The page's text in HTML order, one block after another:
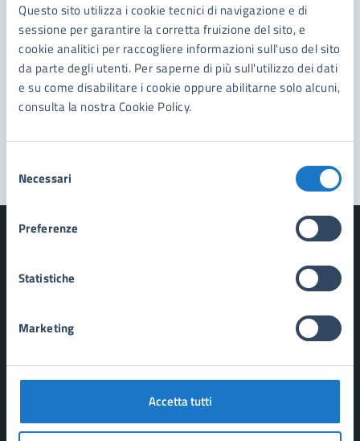
Questo sito utilizza i cookie tecnici di navigazione e di
sessione per garantire la corretta fruizione del sito, e
cookie analitici per raccogliere informazioni sull'uso del sito
da parte degli utenti. Per saperne di più sull'utilizzo dei dati
e su come disabilitare i cookie oppure abilitarne solo alcuni,
consulta la nostra Cookie Policy.
del
consenso
Necessari
Preferenze
Statistiche
Marketing
Accetta tutti
Richiedi assistenza
Prenota appuntamento
Problemi in città
Segnala disservizio
Organi di governo
Aree amministrative
Politici